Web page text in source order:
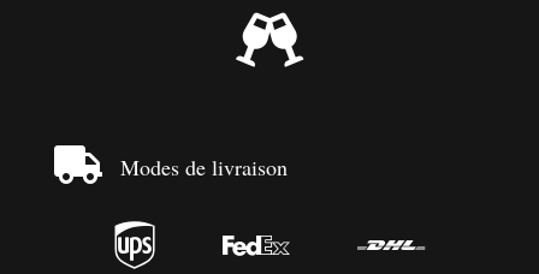

 Modes de livraison
  